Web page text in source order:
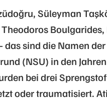
Süleyman
sind die Namen
(NSU) in den
bei drei
oder traumatisiert.